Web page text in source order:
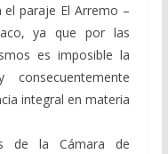
paraje El Arremo –
ya que por las
es imposible la
integral en materia
de la Cámara de